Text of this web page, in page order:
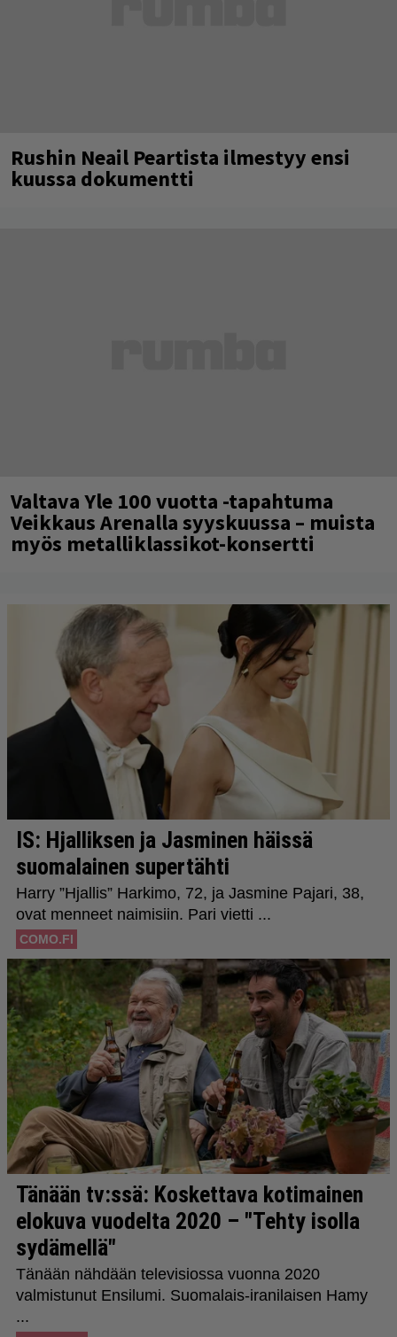
Rushin Neail Peartista ilmestyy ensi
kuussa dokumentti
Valtava Yle 100 vuotta -tapahtuma
Veikkaus Arenalla syyskuussa – muista
myös metalliklassikot-konsertti